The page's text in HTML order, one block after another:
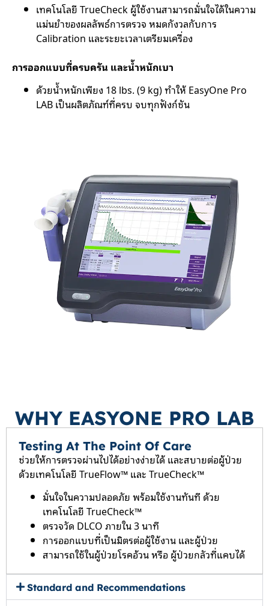
เทคโนโลยี TrueCheck ผู้ใช้งานสามารถมั่นใจได้ในความ
แม่นยำของผลลัพธ์การตรวจ หมดกังวลกับการ
Calibration และระยะเวลาเตรียมเครื่อง
การออกแบบที่ครบครัน และน้ำหนักเบา
ด้วยน้ำหนักเพียง 18 lbs. (9 kg) ทำให้ EasyOne Pro
LAB เป็นผลิตภัณฑ์ที่ครบ จบทุกฟังก์ชัน
WHY EASYONE PRO LAB
Testing At The Point Of Care
ช่วยให้การตรวจผ่านไปได้อย่างง่ายได้ และสบายต่อผู้ป่วย
ด้วยเทคโนโลยี TrueFlow™ และ TrueCheck™
มั่นใจในความปลอดภัย พร้อมใช้งานทันที ด้วย
เทคโนโลยี TrueCheck™
ตรวจวัด DLCO ภายใน 3 นาที
การออกแบบที่เป็นมิตรต่อผู้ใช้งาน และผู้ป่วย
สามารถใช้ในผู้ป่วยโรคอ้วน หรือ ผู้ป่วยกลัวที่แคบได้
Standard and Recommendations